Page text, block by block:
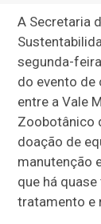
A Secretaria
segunda-
do evento de
entre a Vale
Zoobotânico
doação de
manutenção
que há
tratamento e